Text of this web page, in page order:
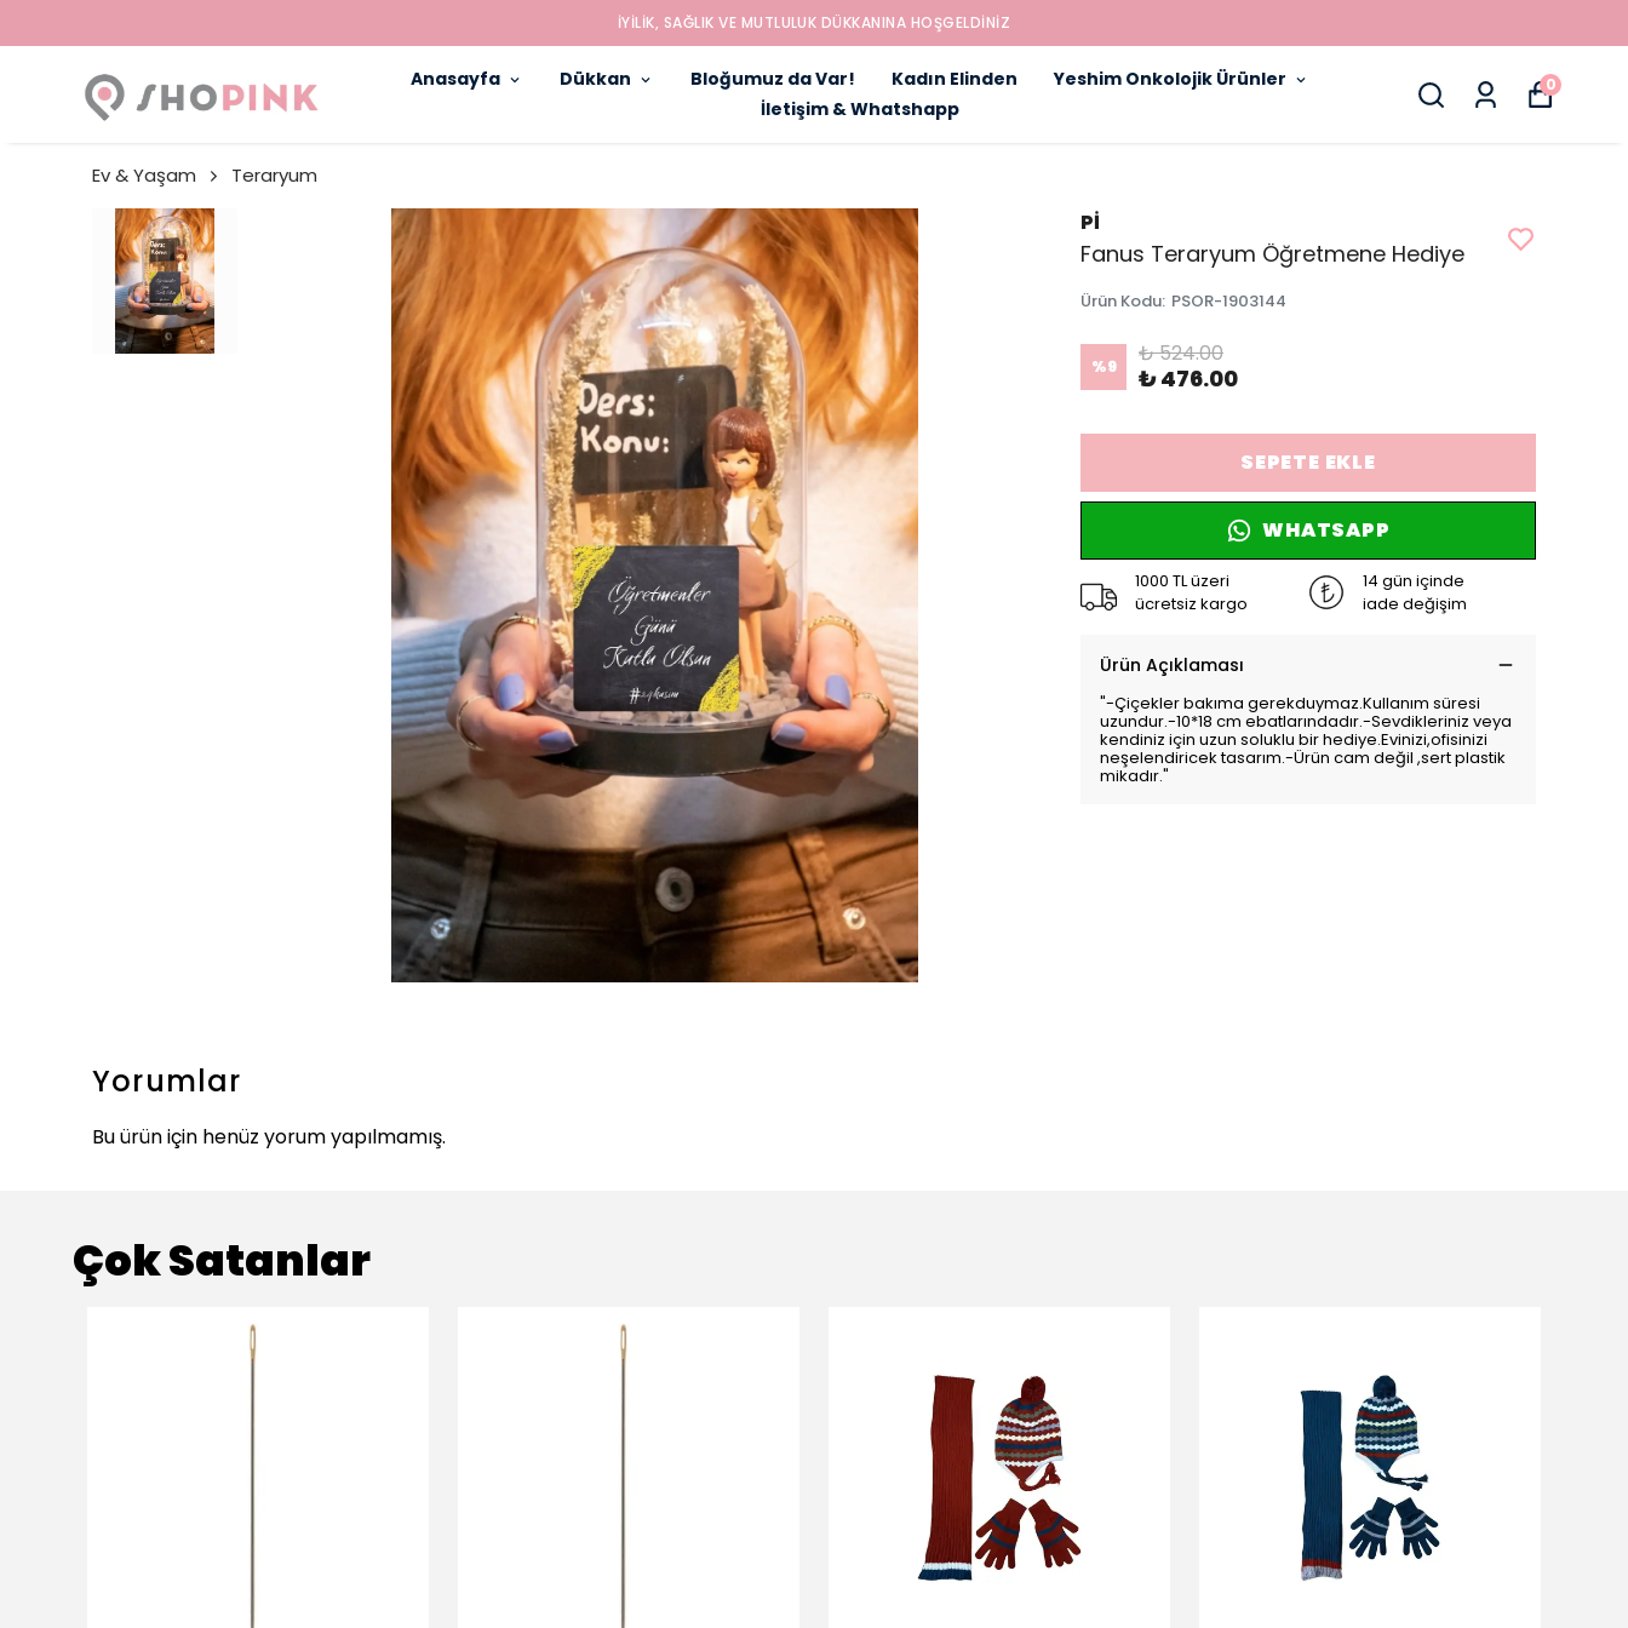
İYILIK, SAĞLIK VE MUTLULUK DÜKKANINA HOŞGELDINIZ
Anasayfa Dükkan Bloğumuz da Var! Kadın Elinden
Yeshim Onkolojik Ürünler
İletişim & Whatshapp
0
Ev & Yaşam Teraryum
Pİ
Fanus Teraryum Öğretmene Hediye
Ürün Kodu: PSOR-1903144
%9 ₺ 524.00
₺ 476.00
SEPETE EKLE
WHATSAPP
1000 TL üzeri
ücretsiz kargo
14 gün içinde
iade değişim
Ürün Açıklaması
"-Çiçekler bakıma gerekduymaz.Kullanım süresi
uzundur.-10*18 cm ebatlarındadır.-Sevdikleriniz veya
kendiniz için uzun soluklu bir hediye.Evinizi,ofisinizi
neşelendiricek tasarım.-Ürün cam değil ,sert plastik
mikadır."
Yorumlar
Bu ürün için henüz yorum yapılmamış.
Çok Satanlar